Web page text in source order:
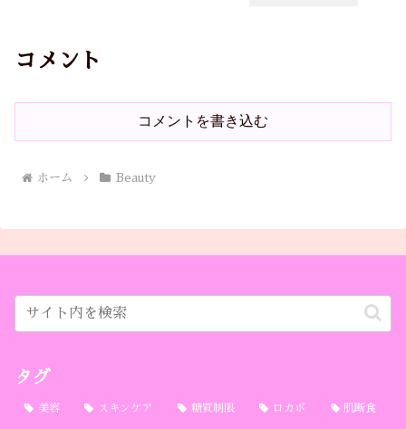
コメント
コメントを書き込む
ホーム Beauty
タグ
美容 スキンケア 糖質制限 ロカボ 肌断食